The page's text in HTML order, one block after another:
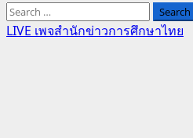
Search
for:
LIVE เพจสำนักข่าวการศึกษาไทย